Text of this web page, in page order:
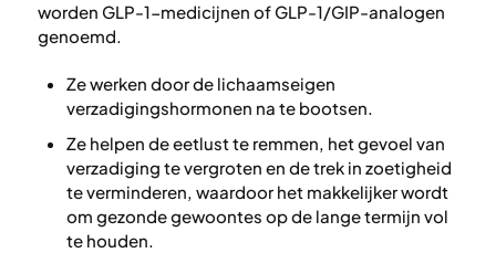
worden GLP-1-medicijnen of GLP-1/GIP-analogen
genoemd.
Ze werken door de lichaamseigen
verzadigingshormonen na te bootsen.
Ze helpen de eetlust te remmen, het gevoel van
verzadiging te vergroten en de trek in zoetigheid
te verminderen, waardoor het makkelijker wordt
om gezonde gewoontes op de lange termijn vol
te houden.